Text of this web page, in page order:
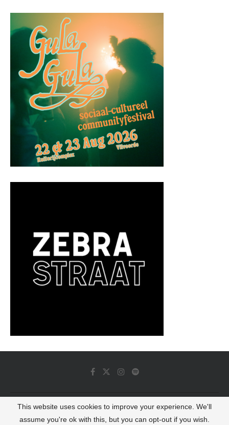
© 2022 - Luminous Dash All Rights Reserved
This website uses cookies to improve your experience. We'll
assume you're ok with this, but you can opt-out if you wish.